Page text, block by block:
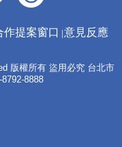
作提案窗口 意見反應
版權所有 盜用必究 台北市
8888